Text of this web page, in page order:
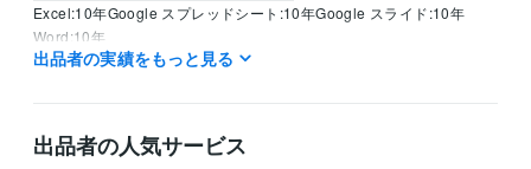
Excel:10年Google スプレッドシート:10年Google スライド:10年
Word:10年
ライティング・翻訳 トルコ語翻訳
出品者の実績をもっと見る
出品者の人気サービス